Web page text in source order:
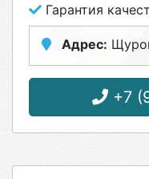
Гарантия
Адрес:
+7